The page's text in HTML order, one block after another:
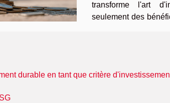
durable en tant que critère
transforme l'art
seulement des